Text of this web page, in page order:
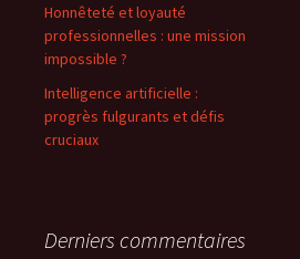
Honnêteté et loyauté
professionnelles : une mission
impossible ?
Intelligence artificielle :
progrès fulgurants et défis
cruciaux
Derniers commentaires